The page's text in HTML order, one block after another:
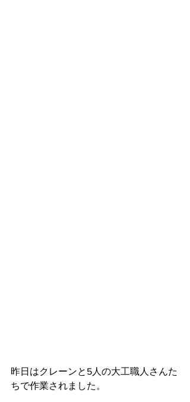
昨日はクレーンと5人の大工職人さんた
ちで作業されました。